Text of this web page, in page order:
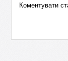
Коментувати